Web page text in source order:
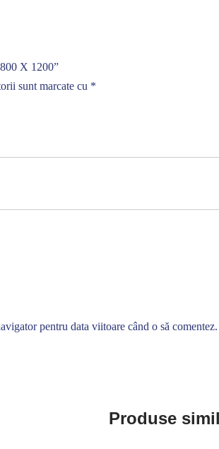
X 1200”
sunt marcate cu *
pentru data viitoare când o să comentez.
Produse